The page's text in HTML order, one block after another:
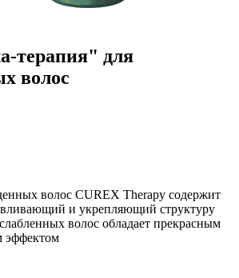
терапия" для
волос
волос CUREX Therapy cодержит
и укрепляющий структуру
волос обладает прекрасным